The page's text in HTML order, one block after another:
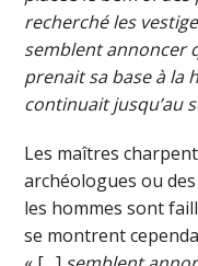
recherché les
semblent annoncer
prenait sa base à la
continuait jusqu’au
Les maîtres
archéologues ou
les hommes sont
se montrent